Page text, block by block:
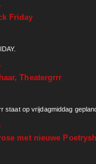
over Masterclass Albert Pyun
Friday
over BUT Black Friday
Theatergrrr
staat op vrijdagmiddag
over Joke Olthaar, Theatergrrr
met nieuwe